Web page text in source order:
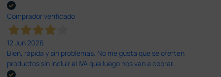
Comprador verificado
12 Jun 2026
Bien, rápida y sin problemas. No me gusta que se oferten
productos sin incluir el IVA que luego nos van a cobrar.